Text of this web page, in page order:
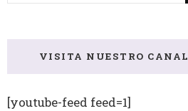
VISITA NUESTRO CANAL
[youtube-feed feed=1]